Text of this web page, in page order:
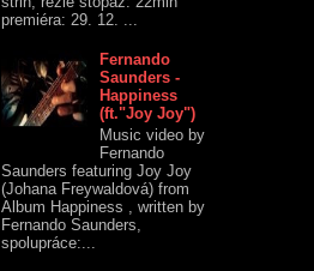
premiéra: 29. 12. ...
Fernando
Saunders -
Happiness
(ft."Joy Joy")
Music video by
Fernando
Saunders featuring Joy Joy
(Johana Freywaldová) from
Album Happiness , written by
Fernando Saunders,
spolupráce:...